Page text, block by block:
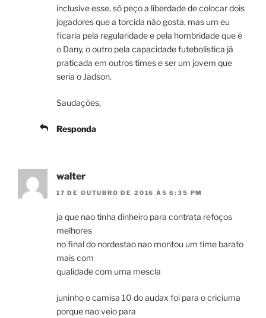
inclusive esse, só peço a liberdade de colocar dois
jogadores que a torcida não gosta, mas um eu
ficaria pela regularidade e pela hombridade que é
o Dany, o outro pela capacidade futebolística já
praticada em outros times e ser um jovem que
seria o Jadson.
Saudações,
Responda
walter
17 DE OUTUBRO DE 2016 ÀS 6:35 PM
ja que nao tinha dinheiro para contrata refoços
melhores
no final do nordestao nao montou um time barato
mais com
qualidade com uma mescla
juninho o camisa 10 do audax foi para o criciuma
porque nao veio para